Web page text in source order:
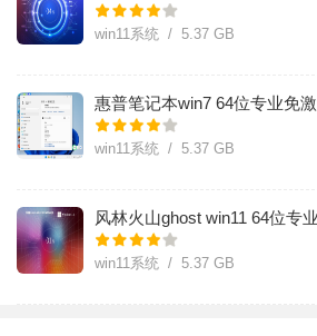
win11系统 / 5.37 GB
惠普笔记本win7 64位专业免
win11系统 / 5.37 GB
风林火山ghost win11 64位专
win11系统 / 5.37 GB